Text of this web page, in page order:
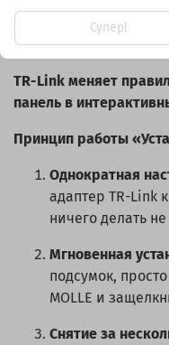
временем собрать
органайзер
TR-Link меняет
панель в
Принцип работы
Однократная
адаптер TR-Link
ничего делать
Мгновенная
подсумок,
MOLLE и
Снятие за
Супер!